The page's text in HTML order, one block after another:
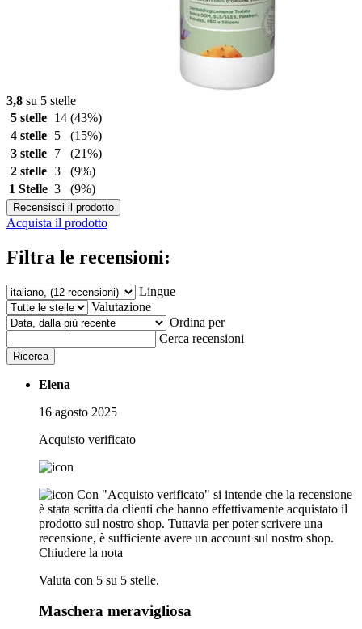
3,8 su 5 stelle
5 stelle
14 (43%)
4 stelle
5
(15%)
3 stelle
7
(21%)
2 stelle 3
(9%)
1 Stelle 3 (9%)
Recensisci il prodotto
Acquista il prodotto
Filtra le recensioni:
Lingue
Valutazione
Ordina per
Cerca recensioni
Ricerca
Elena
16 agosto 2025
Acquisto verificato
Con "Acquisto verificato" si intende che la recensione
è stata scritta da clienti che hanno effettivamente acquistato il
prodotto sul nostro shop. Tuttavia per poter scrivere una
recensione, è sufficiente avere un account sul nostro shop.
Chiudere la nota
Valuta con 5 su 5 stelle.
Maschera meravigliosa